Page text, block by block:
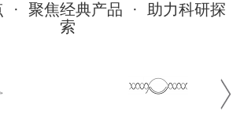
· 聚焦经典产品 · 助力科研探
索